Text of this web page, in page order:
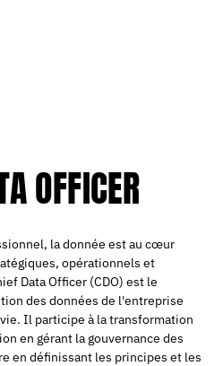
OFFICER
la donnée est au cœur
opérationnels et
Data Officer (CDO) est le
des données de l'entreprise
Il participe à la transformation
en gérant la gouvernance des
en définissant les principes et les